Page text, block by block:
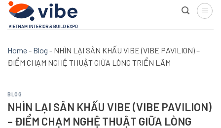
Skip
content
Home- Blog - NHÌN LẠI SÂN KHẤU VIBE (VIBE PAVILION) –
ĐIỂM CHẠM NGHỆ THUẬT GIỮA LÒNG TRIỂN LÃM
BLOG
NHÌN LẠI SÂN KHẤU VIBE (VIBE PAVILION)
– ĐIỂM CHẠM NGHỆ THUẬT GIỮA LÒNG